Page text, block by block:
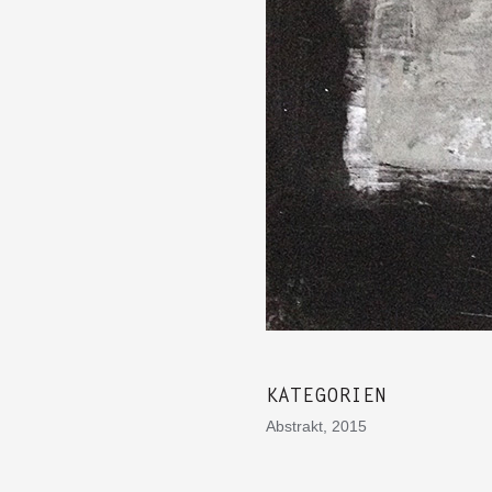
KATEGORIEN
Abstrakt, 2015